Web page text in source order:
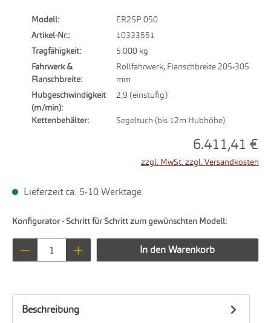
Modell:
ER2SP 050
Artikel-Nr.:
10333551
Tragfähigkeit:
5.000 kg
Fahrwerk &
Flanschbreite:
Rollfahrwerk, Flanschbreite 205-305
mm
Hubgeschwindigkeit
(m/min):
2,9 (einstufig)
Kettenbehälter: Segeltuch (bis 12m Hubhöhe)
6.411,41 €
zzgl. MwSt. zzgl. Versandkosten
Lieferzeit ca. 5-10 Werktage
Konfigurator - Schritt für Schritt zum gewünschten Modell:
Produkt Anzahl: Gib den gewünschten
In den Warenkorb
Beschreibung